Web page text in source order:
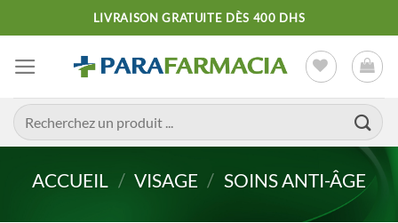
au
contenu
LIVRAISON GRATUITE DÈS 400 DHS
Recherche
pour :
ACCUEIL / VISAGE / SOINS ANTI-ÂGE